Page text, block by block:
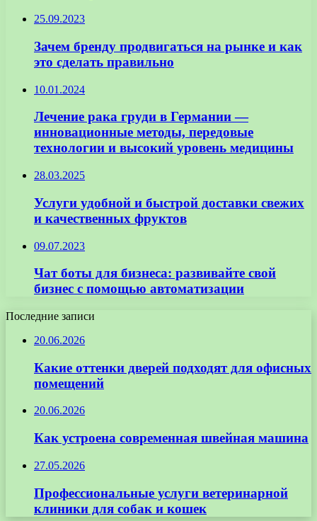
25.09.2023
Зачем бренду продвигаться на рынке и как
это сделать правильно
10.01.2024
Лечение рака груди в Германии —
инновационные методы, передовые
технологии и высокий уровень медицины
28.03.2025
Услуги удобной и быстрой доставки свежих
и качественных фруктов
09.07.2023
Чат боты для бизнеса: развивайте свой
бизнес с помощью автоматизации
Последние записи
20.06.2026
Какие оттенки дверей подходят для офисных
помещений
20.06.2026
Как устроена современная швейная машина
27.05.2026
Профессиональные услуги ветеринарной
клиники для собак и кошек